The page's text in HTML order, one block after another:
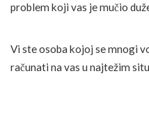
problem koji vas je mučio
Vi ste osoba kojoj se mnogi
računati na vas u najtežim